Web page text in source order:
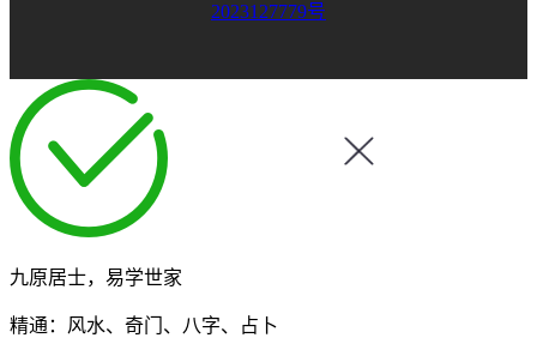
2023127779号
九原居士，易学世家
精通：风水、奇门、八字、占卜